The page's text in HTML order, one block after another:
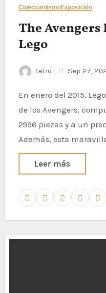
ColeccionismoExposición
The
Lego
latro Sep 27,
En enero del 2015, Lego anunció su Helicarrier
de los Avengers,
2996 piezas y a un
Además, esta
Leer más